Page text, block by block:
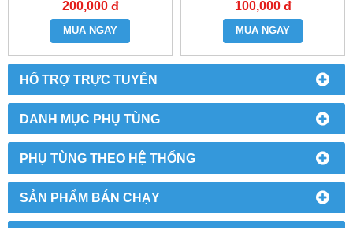
HỔ TRỢ TRỰC TUYẾN
DANH MỤC PHỤ TÙNG
PHỤ TÙNG THEO HỆ THỐNG
SẢN PHẨM BÁN CHẠY
200,000 đ
MUA NGAY
100,000 đ
MUA NGAY